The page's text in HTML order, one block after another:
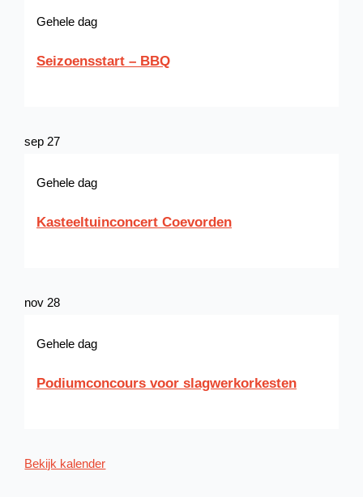
Gehele dag
Seizoensstart – BBQ
sep27
Gehele dag
Kasteeltuinconcert Coevorden
nov28
Gehele dag
Podiumconcours voor slagwerkorkesten
Bekijk kalender